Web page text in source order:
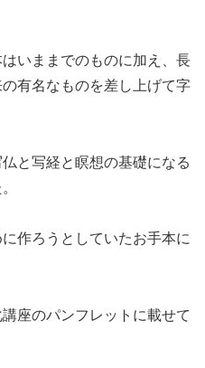
いままでのものに加え、長
有名なものを差し上げて字
と写経と瞑想の基礎になる
作ろうとしていたお手本に
座のパンフレットに載せて